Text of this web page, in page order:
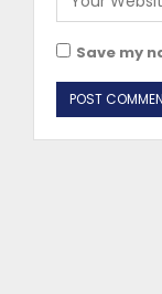
Save my